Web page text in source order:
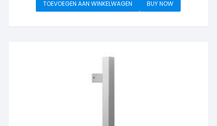
TOEVOEGEN AAN WINKELWAGEN BUY NOW